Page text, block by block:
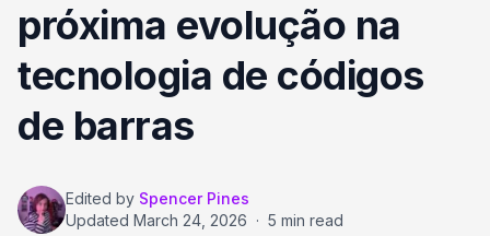
próxima evolução na
tecnologia de códigos
de barras
Edited by Spencer Pines
Updated March 24, 2026 · 5 min read